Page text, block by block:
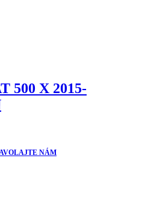
500 X 2015-
NÁM